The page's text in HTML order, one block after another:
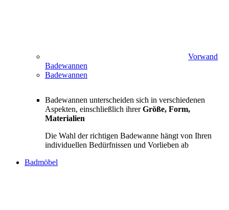
Vorwand
Badewannen
Badewannen
Badewannen unterscheiden sich in verschiedenen
Aspekten, einschließlich ihrerGröße, Form,
Materialien
Die Wahl der richtigen Badewanne hängt von Ihren
individuellen Bedürfnissen und Vorlieben ab
Badmöbel